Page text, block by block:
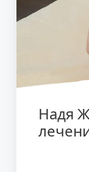
Надя